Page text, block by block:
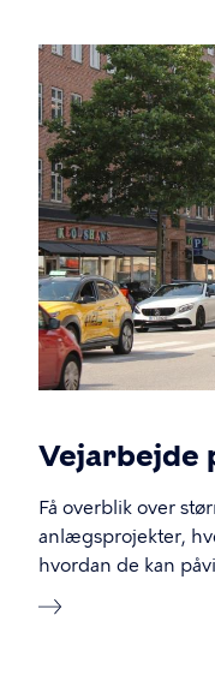
Vejarbejde
Få overblik over
anlægsprojekter,
hvordan de kan